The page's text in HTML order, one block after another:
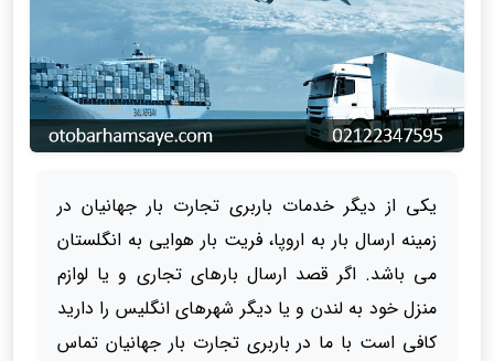
یکی از دیگر خدمات باربری تجارت بار جهانیان در
زمینه ارسال بار به اروپا، فریت بار هوایی به انگلستان
می باشد. اگر قصد ارسال بارهای تجاری و یا لوازم
منزل خود به لندن و یا دیگر شهرهای انگلیس را دارید
کافی است با ما در باربری تجارت بار جهانیان تماس